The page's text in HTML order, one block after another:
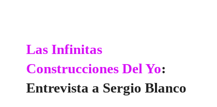
Las Infinitas
Construcciones Del Yo:
Entrevista a Sergio Blanco